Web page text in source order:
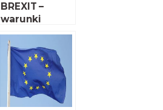
BREXIT –
warunki
przemieszcza
nia towarów
roślinnych